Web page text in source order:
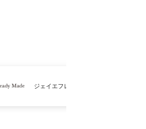
ジェイエフレディメイド